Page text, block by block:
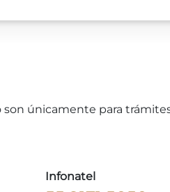
únicamente para
Infonatel